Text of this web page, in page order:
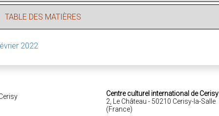
TABLE DES MATIÈRES
2022
Centre culturel international de Cerisy
2, Le Château - 50210 Cerisy-la-Salle
(France)